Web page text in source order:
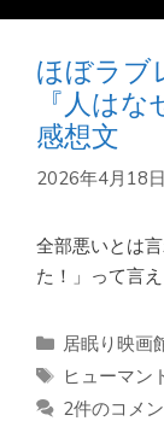
ほぼラブ
『人は
感想文
2026年4月18日
全部悪いとは
た！」って言
カ
テ
居眠り映画
タ
グ
ヒューマン
2件のコメ